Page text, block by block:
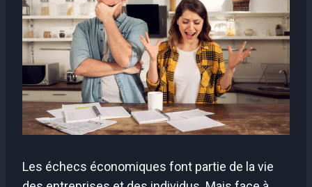
Les échecs économiques font partie de la vie